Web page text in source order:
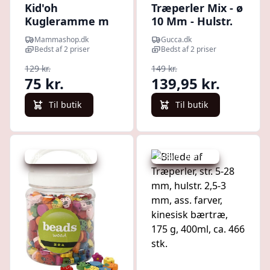
Kid'oh
Kugleramme m
Træperler - 1-10
Mammashop.dk
Bedst af 2 priser
129 kr.
75 kr.
Til butik
Træperler Mix - ø
10 Mm - Hulstr.
2,5-3 Mm -
Forskellige
Gucca.dk
Bedst af 2 priser
149 kr.
139,95 kr.
Til butik
Udsalg - spar 10 % Udsalg - spar 2 %